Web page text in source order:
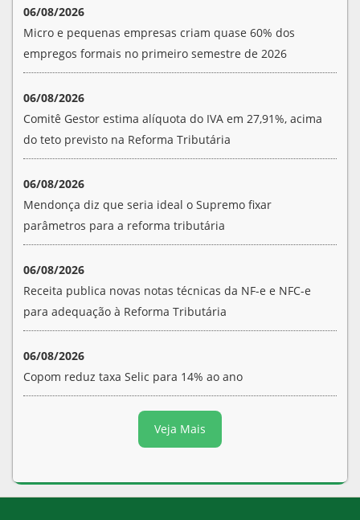
06/08/2026
Micro e pequenas empresas criam quase 60% dos
empregos formais no primeiro semestre de 2026
06/08/2026
Comitê Gestor estima alíquota do IVA em 27,91%, acima
do teto previsto na Reforma Tributária
06/08/2026
Mendonça diz que seria ideal o Supremo fixar
parâmetros para a reforma tributária
06/08/2026
Receita publica novas notas técnicas da NF-e e NFC-e
para adequação à Reforma Tributária
06/08/2026
Copom reduz taxa Selic para 14% ao ano
Veja Mais